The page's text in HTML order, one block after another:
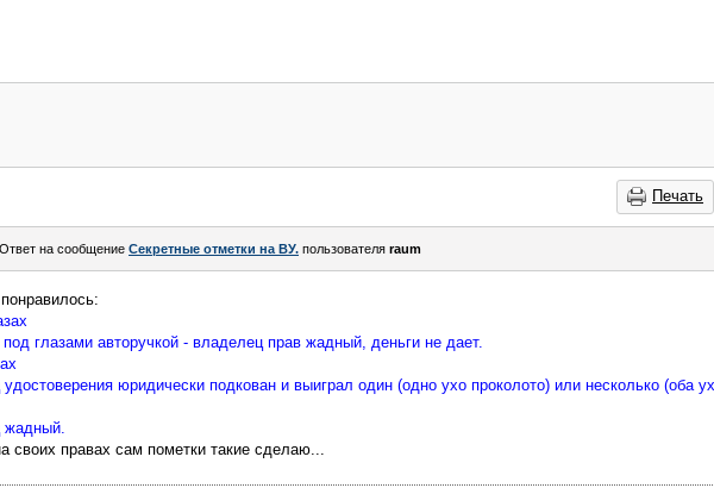
Печать
Ответ на сообщение Секретные отметки на ВУ. пользователя raum
глазами авторучкой - владелец прав жадный, деньги не дает.
юридически подкован и выиграл один (одно ухо проколото) или несколько (оба
жадный.
своих правах сам пометки такие сделаю...